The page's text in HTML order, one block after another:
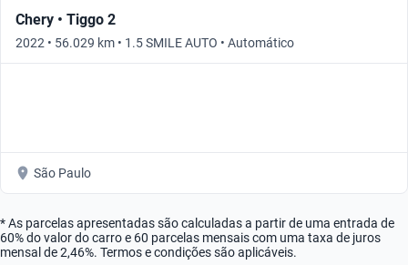
Chery • Tiggo 2
2022 • 56.029 km • 1.5 SMILE AUTO • Automático
São Paulo
* As parcelas apresentadas são calculadas a partir de uma entrada de
60% do valor do carro e 60 parcelas mensais com uma taxa de juros
mensal de 2,46%. Termos e condições são aplicáveis.